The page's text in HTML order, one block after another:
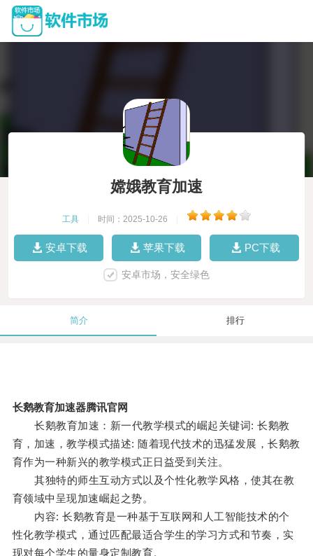
嫦娥教育加速
工具 时间：2025-10-26
安卓下载 苹果下载 PC下载
安卓市场，安全绿色
简介 排行
长鹅教育加速器腾讯官网
长鹅教育加速：新一代教学模式的崛起关键词: 长鹅教
育，加速，教学模式描述: 随着现代技术的迅猛发展，长鹅教
育作为一种新兴的教学模式正日益受到关注。
其独特的师生互动方式以及个性化教学风格，使其在教
育领域中呈现加速崛起之势。
内容: 长鹅教育是一种基于互联网和人工智能技术的个
性化教学模式，通过匹配最适合学生的学习方式和节奏，实
现对每个学生的量身定制教育。